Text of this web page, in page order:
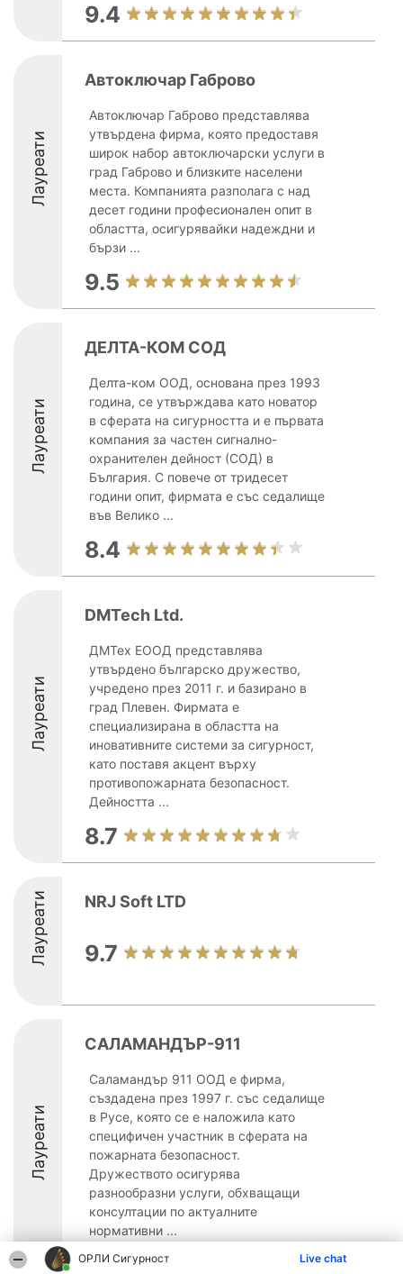
ОРЛИ Сигурност Live chat
9.4
Лауреати
Автоключар Габрово
Автоключар Габрово представлява
утвърдена фирма, която предоставя
широк набор автоключарски услуги в
град Габрово и близките населени
места. Компанията разполага с над
десет години професионален опит в
областта, осигурявайки надеждни и
бързи ...
9.5
Лауреати
ДЕЛТА-КОМ СОД
Делта-ком ООД, основана през 1993
година, се утвърждава като новатор
в сферата на сигурността и е първата
компания за частен сигнално-
охранителен дейност (СОД) в
България. С повече от тридесет
години опит, фирмата е със седалище
във Велико ...
8.4
Лауреати
DMTech Ltd.
ДМТех ЕООД представлява
утвърдено българско дружество,
учредено през 2011 г. и базирано в
град Плевен. Фирмата е
специализирана в областта на
иновативните системи за сигурност,
като поставя акцент върху
противопожарната безопасност.
Дейността ...
8.7
Лауреати NRJ Soft LTD
9.7
Лауреати
САЛАМАНДЪР-911
Саламандър 911 ООД е фирма,
създадена през 1997 г. със седалище
в Русе, която се е наложила като
специфичен участник в сферата на
пожарната безопасност.
Дружеството осигурява
разнообразни услуги, обхващащи
консултации по актуалните
нормативни ...
9.6